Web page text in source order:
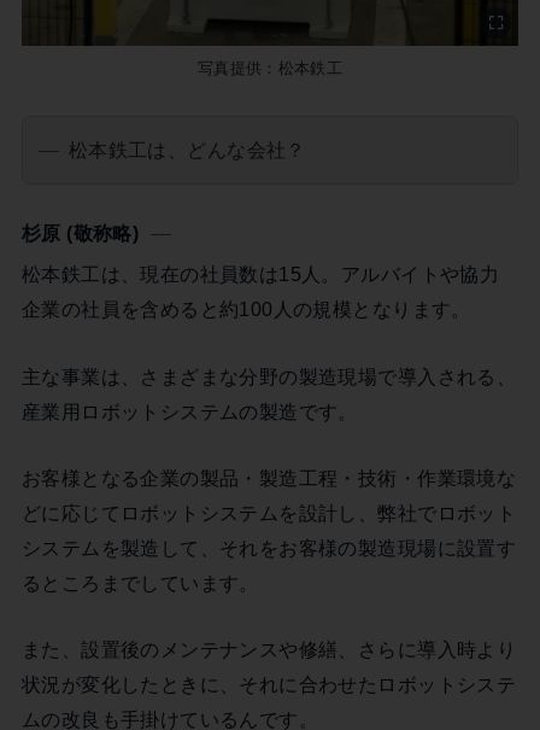
写真提供：松本鉄工
松本鉄工は、どんな会社？
杉原 (敬称略)
松本鉄工は、現在の社員数は15人。アルバイトや協力
企業の社員を含めると約100人の規模となります。
主な事業は、さまざまな分野の製造現場で導入される、
産業用ロボットシステムの製造です。
お客様となる企業の製品・製造工程・技術・作業環境な
どに応じてロボットシステムを設計し、弊社でロボット
システムを製造して、それをお客様の製造現場に設置す
るところまでしています。
また、設置後のメンテナンスや修繕、さらに導入時より
状況が変化したときに、それに合わせたロボットシステ
ムの改良も手掛けているんです。